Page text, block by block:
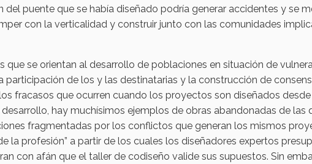
puente que se había diseñado podría generar accidentes y se
con la verticalidad y construir junto con las comunidades
que se orientan al desarrollo de poblaciones en situación de
participación de los y las destinatarias y la construcción de
fracasos que ocurren cuando los proyectos son diseñados desde
hay muchísimos ejemplos de obras abandonadas de las
fragmentadas por los conflictos que generan los mismos
la profesión” a partir de los cuales los diseñadores expertos
con afán que el taller de codiseño valide sus supuestos. Sin